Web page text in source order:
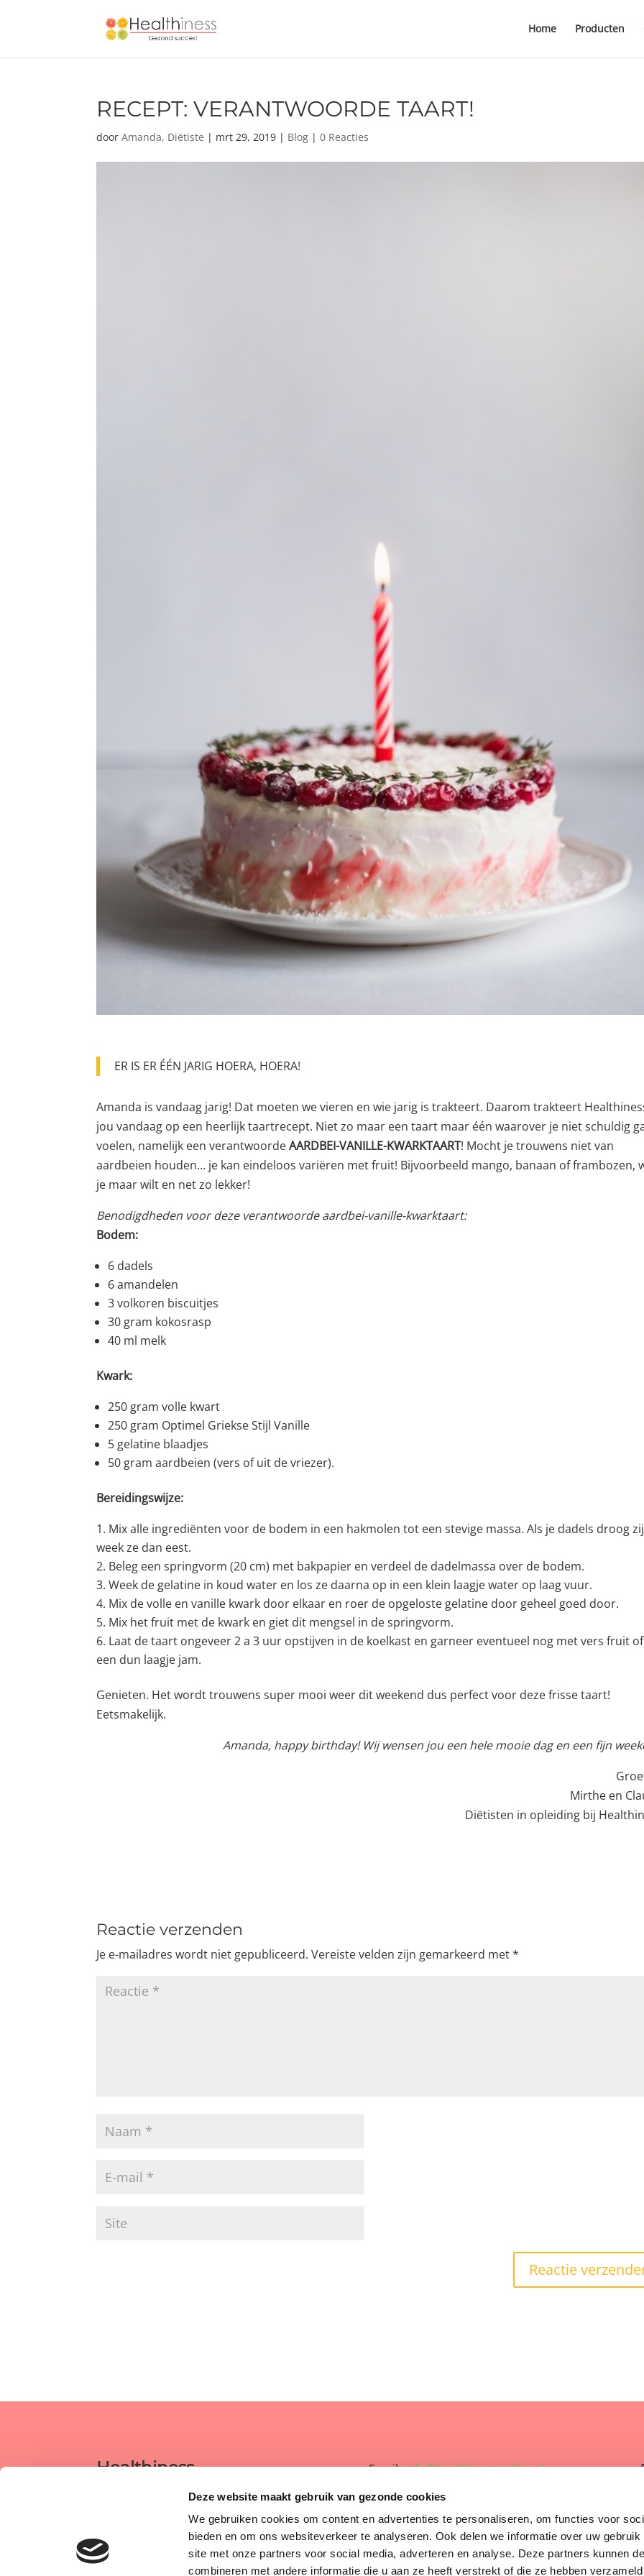
Deze website maakt gebruik van gezonde cookies
We gebruiken cookies om content en advertenties te personaliseren, om functies voor
bieden en om ons websiteverkeer te analyseren. Ook delen we informatie over uw gebruik
site met onze partners voor social media, adverteren en analyse. Deze partners kunnen
combineren met andere informatie die u aan ze heeft verstrekt of die ze hebben
Home Producten
RECEPT: VERANTWOORDE TAART!
doorAmanda, Diëtiste | mrt 29, 2019 | Blog |0 Reacties
ER IS ER ÉÉN JARIG HOERA, HOERA!
Amanda is vandaag jarig! Dat moeten we vieren en wie jarig is trakteert. Daarom trakteert
jou vandaag op een heerlijk taartrecept. Niet zo maar een taart maar één waarover je niet schuldig
voelen, namelijk een verantwoordeAARDBEI-VANILLE-KWARKTAART! Mocht je trouwens niet van
aardbeien houden… je kan eindeloos variëren met fruit! Bijvoorbeeld mango, banaan of frambozen,
je maar wilt en net zo lekker!
Benodigdheden voor deze verantwoorde aardbei-vanille-kwarktaart:
Bodem:
6 dadels
6 amandelen
3 volkoren biscuitjes
30 gram kokosrasp
40 ml melk
Kwark:
250 gram volle kwart
250 gram Optimel Griekse Stijl Vanille
5 gelatine blaadjes
50 gram aardbeien (vers of uit de vriezer).
Bereidingswijze:
Mix alle ingrediënten voor de bodem in een hakmolen tot een stevige massa. Als je dadels droog
week ze dan eest.
Beleg een springvorm (20 cm) met bakpapier en verdeel de dadelmassa over de bodem.
Week de gelatine in koud water en los ze daarna op in een klein laagje water op laag vuur.
Mix de volle en vanille kwark door elkaar en roer de opgeloste gelatine door geheel goed door.
Mix het fruit met de kwark en giet dit mengsel in de springvorm.
Laat de taart ongeveer 2 a 3 uur opstijven in de koelkast en garneer eventueel nog met vers fruit of
een dun laagje jam.
Genieten. Het wordt trouwens super mooi weer dit weekend dus perfect voor deze frisse taart!
Eetsmakelijk.
Amanda, happy birthday! Wij wensen jou een hele mooie dag en een fijn
Mirthe en
Diëtisten in opleiding bij
Reactie verzenden
Je e-mailadres wordt niet gepubliceerd. Vereiste velden zijn gemarkeerd met*
Healthiness
1851 TA Heiloo
Email:info@healthinessonline.nl
BTW-nummer: NL001107894B45
KVK: 60179619